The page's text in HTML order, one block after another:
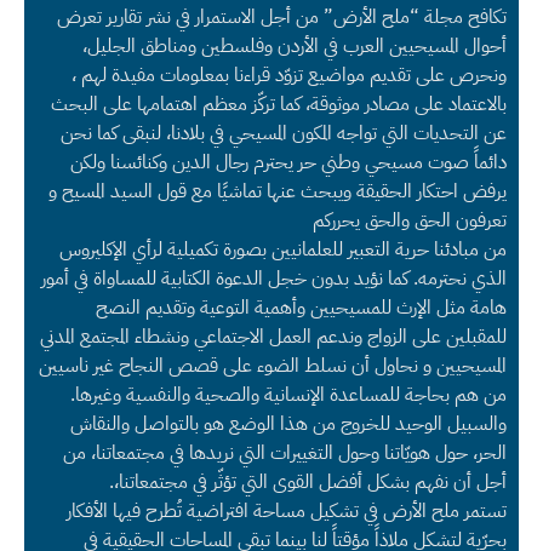
تكافح مجلة “ملح الأرض” من أجل الاستمرار في نشر تقارير تعرض
أحوال المسيحيين العرب في الأردن وفلسطين ومناطق الجليل،
ونحرص على تقديم مواضيع تزوّد قراءنا بمعلومات مفيدة لهم ،
بالاعتماد على مصادر موثوقة، كما تركّز معظم اهتمامها على البحث
عن التحديات التي تواجه المكون المسيحي في بلادنا، لنبقى كما نحن
دائماً صوت مسيحي وطني حر يحترم رجال الدين وكنائسنا ولكن
يرفض احتكار الحقيقة ويبحث عنها تماشيًا مع قول السيد المسيح و
تعرفون الحق والحق يحرركم
من مبادئنا حرية التعبير للعلمانيين بصورة تكميلية لرأي الإكليروس
الذي نحترمه. كما نؤيد بدون خجل الدعوة الكتابية للمساواة في أمور
هامة مثل الإرث للمسيحيين وأهمية التوعية وتقديم النصح
للمقبلين على الزواج وندعم العمل الاجتماعي ونشطاء المجتمع المدني
المسيحيين و نحاول أن نسلط الضوء على قصص النجاح غير ناسيين
من هم بحاجة للمساعدة الإنسانية والصحية والنفسية وغيرها.
والسبيل الوحيد للخروج من هذا الوضع هو بالتواصل والنقاش
الحر، حول هويّاتنا وحول التغييرات التي نريدها في مجتمعاتنا، من
أجل أن نفهم بشكل أفضل القوى التي تؤثّر في مجتمعاتنا،.
تستمر ملح الأرض في تشكيل مساحة افتراضية تُطرح فيها الأفكار
بحرّية لتشكل ملاذاً مؤقتاً لنا بينما تبقى المساحات الحقيقية في